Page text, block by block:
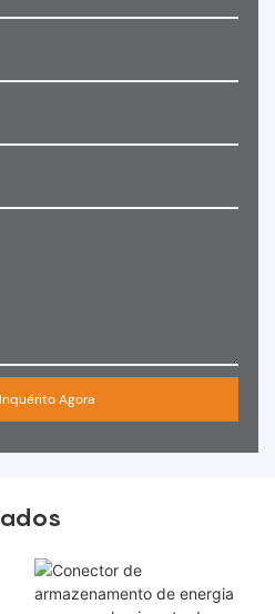
Agora